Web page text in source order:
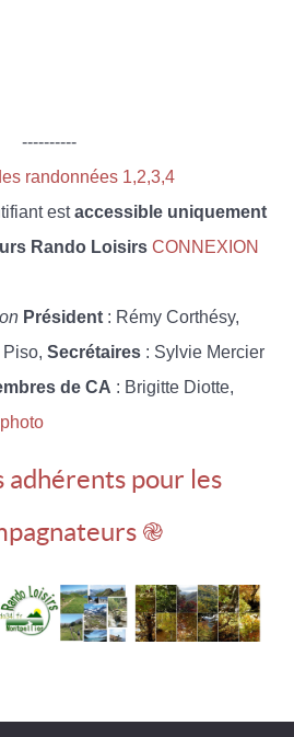
----------
randonnées 1,2,3,4
estaccessible uniquement
Rando Loisirs CONNEXION
Président : Rémy Corthésy,
Secrétaires : Sylvie Mercier
de CA : Brigitte Diotte,
adhérents pour les
֎